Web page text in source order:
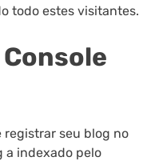
todo estes visitantes.
registrar seu blog no
a indexado pelo